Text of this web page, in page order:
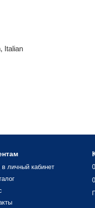
Italian
в личный кабинет